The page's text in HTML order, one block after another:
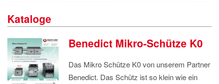
DATENSCHUTZ
Kataloge
Benedict Mikro-Schütze K0
Das Mikro Schütze K0 von unserem Partner
Benedict. Das Schütz ist so klein wie ein